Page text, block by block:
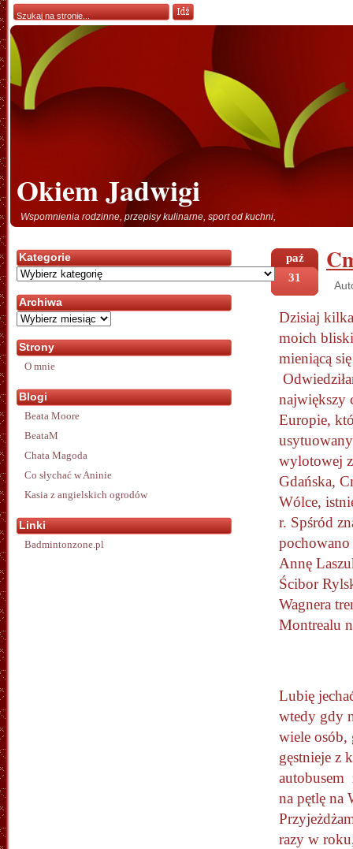
Okiem Jadwigi
Wspomnienia rodzinne, przepisy kulinarne, sport od kuchni,
paź
31
Dzisiaj
moich
mieniącą
największy
Europie,
wylotowej
Gdańska,
Wólce,
r. Spśród
pochowano
Annę
Ścibor
Wagnera
Montrealu
Lubię
wtedy gdy
wiele osób,
gęstnieje z
autobusem
na pętlę na
razy w
Kategorie
Kategorie
Archiwa
Archiwa
Strony
O mnie
Blogi
Beata Moore
BeataM
Chata Magoda
Co słychać w Aninie
Kasia z angielskich ogrodów
Linki
Badmintonzone.pl